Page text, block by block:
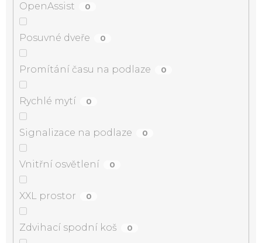
OpenAssist 0
Posuvné dveře 0
Promítání času na podlaze 0
Rychlé mytí 0
Signalizace na podlaze 0
Vnitřní osvětlení 0
XXL prostor 0
Zdvihací spodní koš 0